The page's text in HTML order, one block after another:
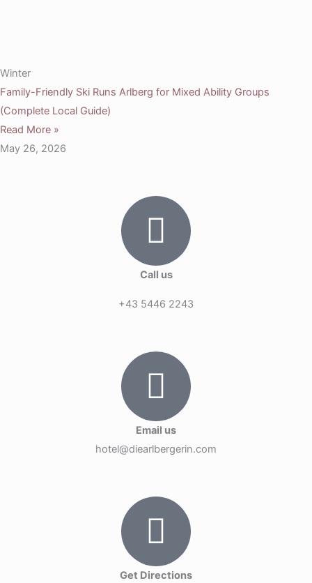
Winter
Family-Friendly Ski Runs Arlberg for Mixed Ability Groups
(Complete Local Guide)
Read More »
May 26, 2026
Call us
+43 5446 2243
Email us
hotel@diearlbergerin.com
Get Directions